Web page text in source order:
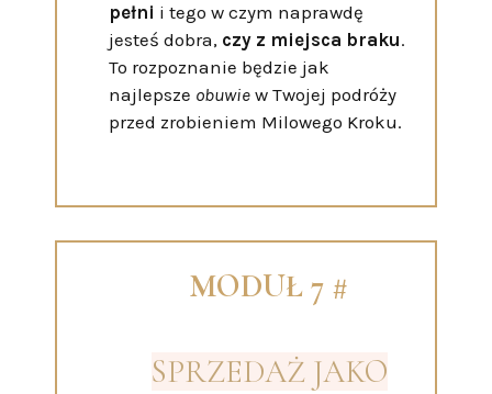
pełni i tego w czym naprawdę
jesteś dobra, czy z miejsca braku.
To rozpoznanie będzie jak
najlepsze obuwie w Twojej podróży
przed zrobieniem Milowego Kroku.
MODUŁ 7 #
SPRZEDAŻ JAKO